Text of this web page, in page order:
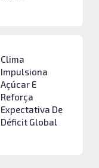
Clima
Impulsiona
Açúcar E
Reforça
Expectativa De
Déficit Global